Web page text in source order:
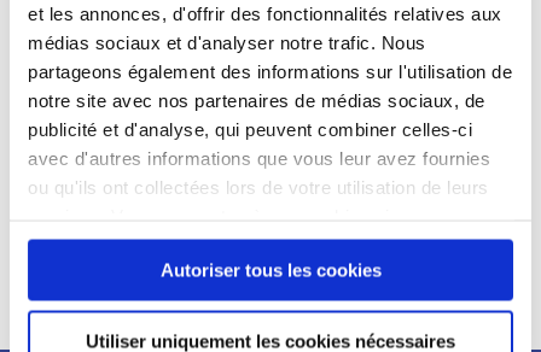
et les annonces, d'offrir des fonctionnalités relatives aux
médias sociaux et d'analyser notre trafic. Nous
partageons également des informations sur l'utilisation de
notre site avec nos partenaires de médias sociaux, de
publicité et d'analyse, qui peuvent combiner celles-ci
avec d'autres informations que vous leur avez fournies
ou qu'ils ont collectées lors de votre utilisation de leurs
continuez à utiliser notre site Web.
Autoriser tous les cookies
Utiliser uniquement les cookies nécessaires
Profil recherché :
Expérience :
Processus
de
recrutement